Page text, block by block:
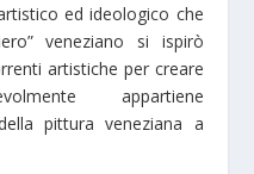
ed ideologico che
veneziano si ispirò
artistiche per creare
appartiene
pittura veneziana a